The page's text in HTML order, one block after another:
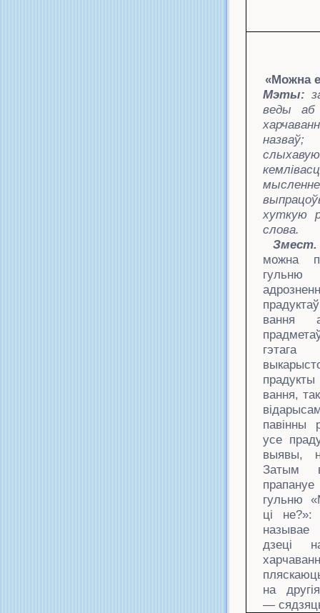
«Можна
Мэты:
веды аб
назваў;
хуткую
слова.
Змест.
можна
гэтага
вання, так
павінны
усе
выявы,
Затым
гульню
ці
называе
дзеці
на
—